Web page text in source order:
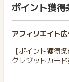
ポイント獲得
アフィリエイト
【ポイント獲得条
クレジットカー